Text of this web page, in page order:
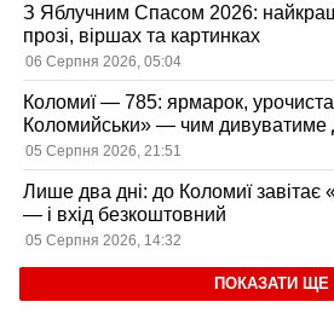
З Яблучним Спасом 2026:
прозі, віршах та картинках
06 Серпня 2026, 05:04
Коломиї — 785: ярмарок,
Коломийськи» — чим дивуватиме
05 Серпня 2026, 21:51
Лише два дні: до Коломиї
— і вхід безкоштовний
05 Серпня 2026, 14:32
ПОКАЗАТИ ЩЕ